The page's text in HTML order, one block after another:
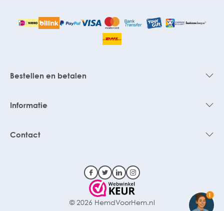
Bestellen en betalen
Informatie
Contact
© 2026 HemdVoorHem.nl
1